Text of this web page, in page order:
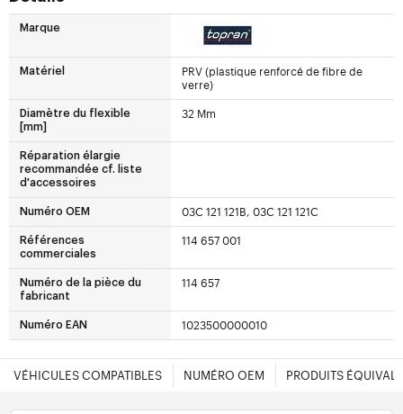
Marque
Matériel
PRV (plastique renforcé de fibre de
verre)
Diamètre du flexible
[mm]
32 Mm
Réparation élargie
recommandée cf. liste
d'accessoires
Numéro OEM 03C 121 121B, 03C 121 121C
Références
commerciales
114 657 001
Numéro de la pièce du
fabricant
114 657
Numéro EAN 1023500000010
VÉHICULES COMPATIBLES NUMÉRO OEM PRODUITS